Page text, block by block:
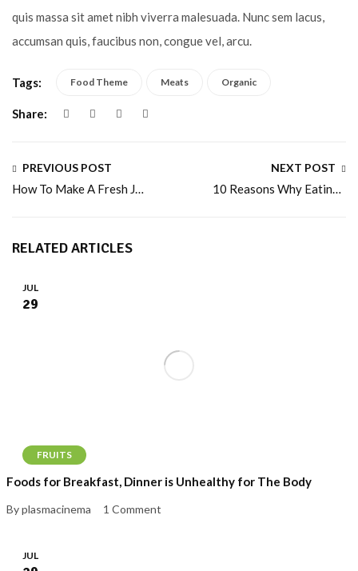
quis massa sit amet nibh viverra malesuada. Nunc sem lacus,
accumsan quis, faucibus non, congue vel, arcu.
Tags: Food Theme Meats Organic
Share:
PREVIOUS POST
How To Make A Fresh Juice Blended For Your Family?
NEXT POST
10 Reasons Why Eating Sea Fish is Good for Health
RELATED ARTICLES
FRUITS
JUL
29
Foods for Breakfast, Dinner is Unhealthy for The Body
By plasmacinema 1 Comment
JUL